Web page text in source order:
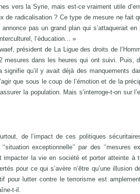
vers la Syrie, mais est-ce vraiment utile
de radicalisation ? Ce type de mesure ne fait
pas un grand plan qui s’attaquerait
l’éducation... »
président de La Ligue des droits de
mesures dans les heures qui ont suivi. Puis,
qu’il y avait déjà des manquements
que sous le coup de l’émotion et de la
la population. Mais s’interroge-t-on sur
de l’impact de ces politiques
exceptionnelle’’ par des ‘‘mesures
impacter la vie en société et porter atteinte
pour ce qui s’avère n’être qu’une illusion
pour lutter contre le terrorisme est
t-il.